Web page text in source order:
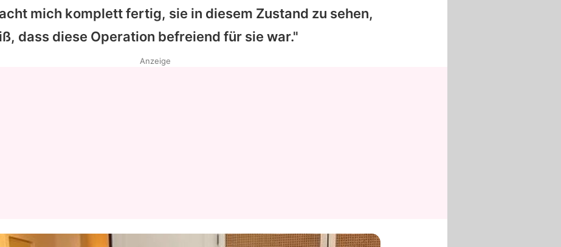
Datenschutzerklärung
Nutzungsbedingungen
mich komplett fertig, sie in diesem Zustand zu sehen,
dass diese Operation befreiend für sie war."
Anzeige